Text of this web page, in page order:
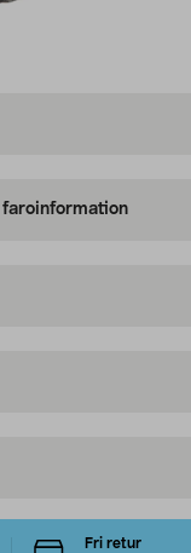
faroinformation
Fri retur